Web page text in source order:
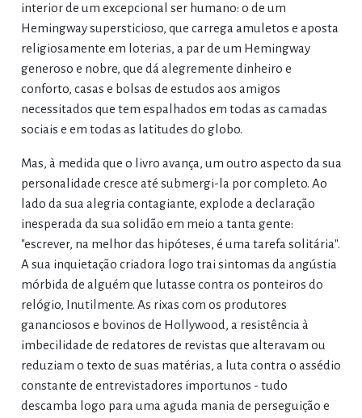
interior de um excepcional ser humano: o de um
Hemingway supersticioso, que carrega amuletos e aposta
religiosamente em loterias, a par de um Hemingway
generoso e nobre, que dá alegremente dinheiro e
conforto, casas e bolsas de estudos aos amigos
necessitados que tem espalhados em todas as camadas
sociais e em todas as latitudes do globo.
Mas, à medida que o livro avança, um outro aspecto da sua
personalidade cresce até submergi-la por completo. Ao
lado da sua alegria contagiante, explode a declaração
inesperada da sua solidão em meio a tanta gente:
"escrever, na melhor das hipóteses, é uma tarefa solitária".
A sua inquietação criadora logo trai sintomas da angústia
mórbida de alguém que lutasse contra os ponteiros do
relógio, Inutilmente. As rixas com os produtores
gananciosos e bovinos de Hollywood, a resistência à
imbecilidade de redatores de revistas que alteravam ou
reduziam o texto de suas matérias, a luta contra o assédio
constante de entrevistadores importunos - tudo
descamba logo para uma aguda mania de perseguição e